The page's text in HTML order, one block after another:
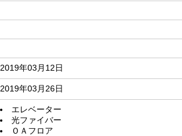
2019年03月12日
2019年03月26日
エレベーター
光ファイバー
ＯＡフロア